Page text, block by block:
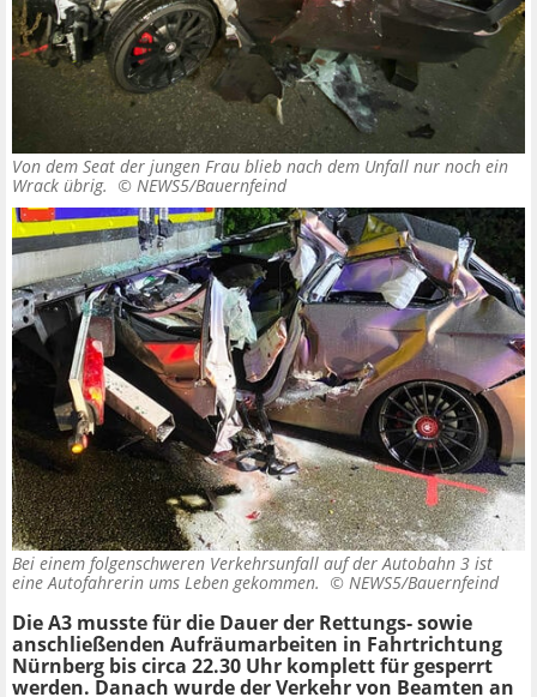
Von dem Seat der jungen Frau blieb nach dem Unfall nur noch ein
Wrack übrig. © NEWS5/Bauernfeind
Bei einem folgenschweren Verkehrsunfall auf der Autobahn 3 ist
eine Autofahrerin ums Leben gekommen. © NEWS5/Bauernfeind
Die A3 musste für die Dauer der Rettungs- sowie
anschließenden Aufräumarbeiten in Fahrtrichtung
Nürnberg bis circa 22.30 Uhr komplett für gesperrt
werden. Danach wurde der Verkehr von Beamten an